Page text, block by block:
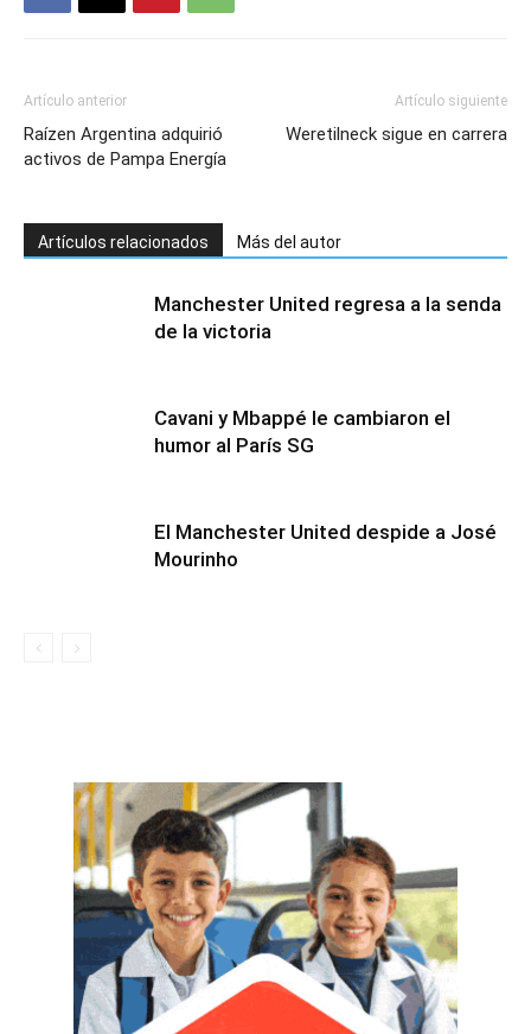
Artículo anterior
Raízen Argentina adquirió
activos de Pampa Energía
Artículo siguiente
Weretilneck sigue en carrera
Artículos relacionados Más del autor
Manchester United regresa a la senda
de la victoria
Cavani y Mbappé le cambiaron el
humor al París SG
El Manchester United despide a José
Mourinho